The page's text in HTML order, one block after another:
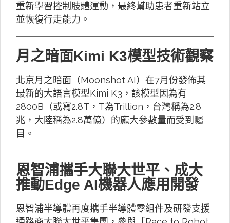
重新學習控制肢體運動，最終幫助患者重新站立
並恢復行走能力。
月之暗面Kimi K3模型技術觀察
北京月之暗面（Moonshot AI）在7月份發佈其
最新的大語言模型Kimi K3，該模型因為有
2800B（或寫2.8T，T為Trillion，台灣稱為2.8
兆，大陸稱為2.8萬億）的龐大參數量而受到矚
目。
恩智浦攜手大聯大世平、成大
推動Edge AI機器人應用開發
恩智浦半導體再度攜手半導體零組件及研發支援